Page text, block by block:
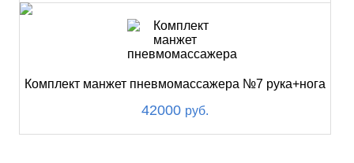
Комплект манжет пневмомассажера №7 рука+нога
42000 руб.